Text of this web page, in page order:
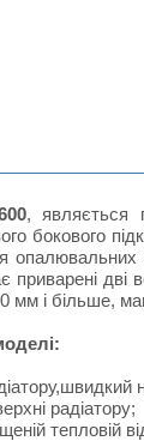
, являється
бокового
дві
мм і більше,
радіатору;
тепловій